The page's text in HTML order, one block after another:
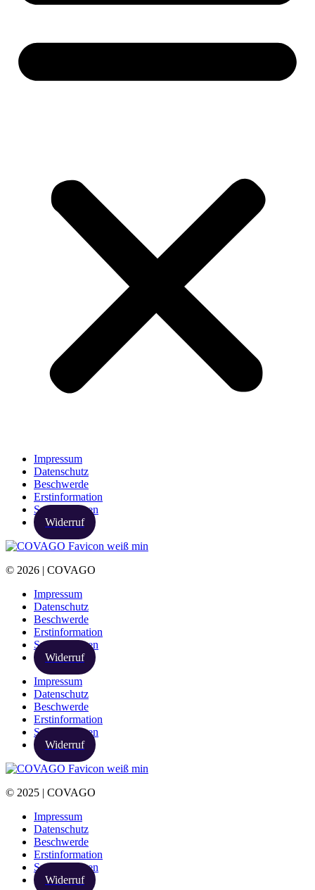
Impressum
Datenschutz
Beschwerde
Erstinformation
Spezialthemen
Widerruf
© 2026 | COVAGO
Impressum
Datenschutz
Beschwerde
Erstinformation
Spezialthemen
Widerruf
Impressum
Datenschutz
Beschwerde
Erstinformation
Spezialthemen
Widerruf
© 2025 | COVAGO
Impressum
Datenschutz
Beschwerde
Erstinformation
Spezialthemen
Widerruf